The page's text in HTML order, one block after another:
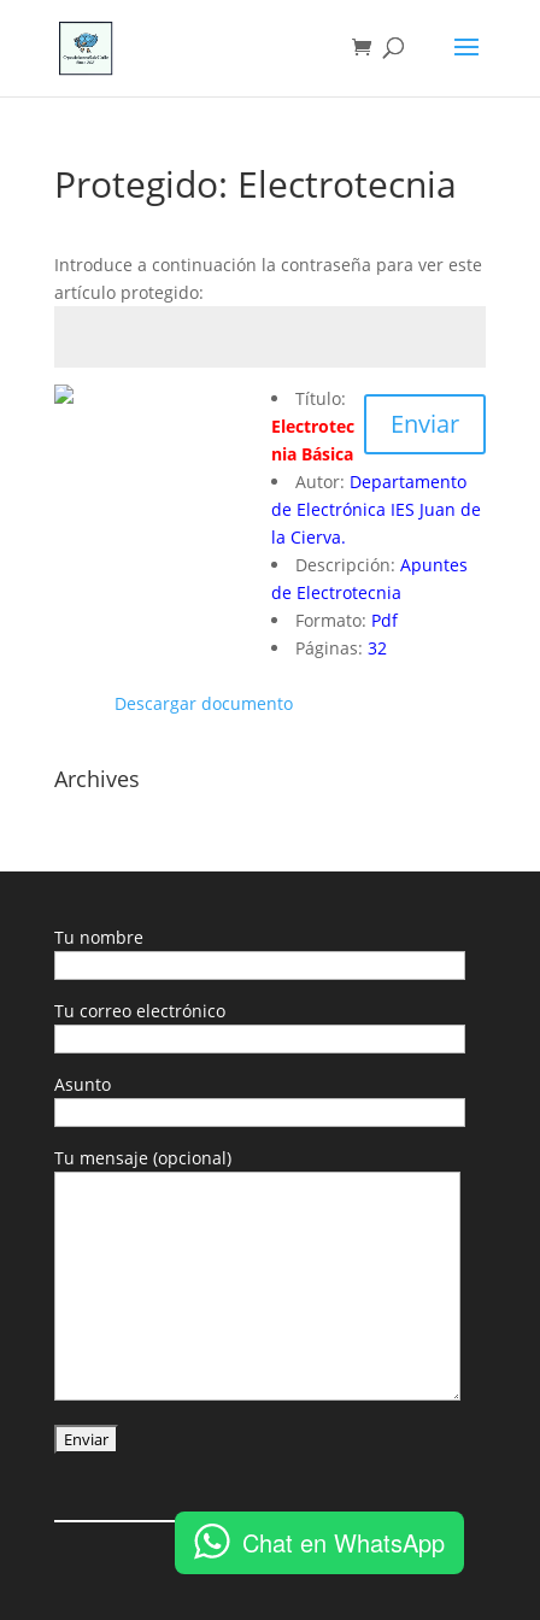
Protegido: Electrotecnia
Introduce a continuación la contraseña para ver este
artículo protegido:
Enviar
Título:
Electrotec
nia Básica
Autor: Departamento
de Electrónica IES Juan de
la Cierva.
Descripción: Apuntes
de Electrotecnia
Formato: Pdf
Páginas: 32
Descargar documento
Archives
Tu nombre
Tu correo electrónico
Asunto
Tu mensaje (opcional)
Chat en WhatsApp